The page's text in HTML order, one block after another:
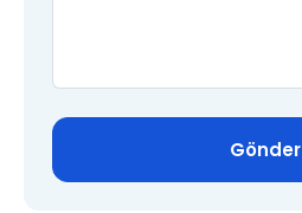
Gönder